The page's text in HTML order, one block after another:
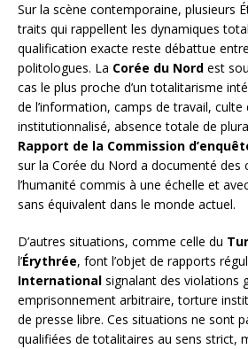
Sur la scène contemporaine, plusieurs
traits qui rappellent les dynamiques
qualification exacte reste débattue
politologues. La Corée du Nord est
cas le plus proche d’un totalitarisme
de l’information, camps de travail, culte
institutionnalisé, absence totale de
Rapport de la Commission
sur la Corée du Nord a documenté des
l’humanité commis à une échelle et
sans équivalent dans le monde actuel.
D’autres situations, comme celle du
l’Érythrée, font l’objet de rapports
International signalant des violations
emprisonnement arbitraire, torture
de presse libre. Ces situations ne sont
qualifiées de totalitaires au sens strict,